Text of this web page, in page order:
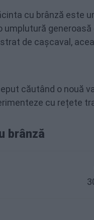
cu brânză este
de cașcaval,
căutând o nouă
cu rețete
brânză